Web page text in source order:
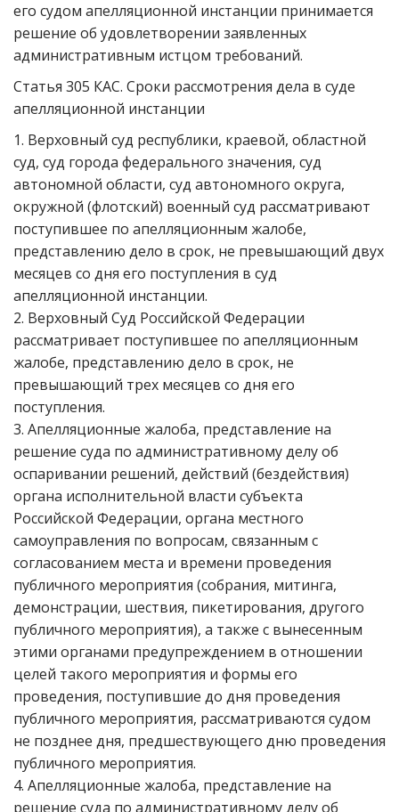
его судом апелляционной инстанции принимается
решение об удовлетворении заявленных
административным истцом требований.
Статья 305 КАС. Сроки рассмотрения дела в суде
апелляционной инстанции
1. Верховный суд республики, краевой, областной
суд, суд города федерального значения, суд
автономной области, суд автономного округа,
окружной (флотский) военный суд рассматривают
поступившее по апелляционным жалобе,
представлению дело в срок, не превышающий двух
месяцев со дня его поступления в суд
апелляционной инстанции.
2. Верховный Суд Российской Федерации
рассматривает поступившее по апелляционным
жалобе, представлению дело в срок, не
превышающий трех месяцев со дня его
поступления.
3. Апелляционные жалоба, представление на
решение суда по административному делу об
оспаривании решений, действий (бездействия)
органа исполнительной власти субъекта
Российской Федерации, органа местного
самоуправления по вопросам, связанным с
согласованием места и времени проведения
публичного мероприятия (собрания, митинга,
демонстрации, шествия, пикетирования, другого
публичного мероприятия), а также с вынесенным
этими органами предупреждением в отношении
целей такого мероприятия и формы его
проведения, поступившие до дня проведения
публичного мероприятия, рассматриваются судом
не позднее дня, предшествующего дню проведения
публичного мероприятия.
4. Апелляционные жалоба, представление на
решение суда по административному делу об